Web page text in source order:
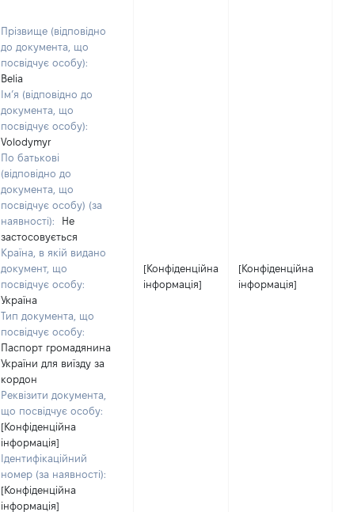
Прізвище (відповідно
до документа, що
посвідчує особу):
Belia
Ім’я (відповідно до
документа, що
посвідчує особу):
Volodymyr
По батькові
(відповідно до
документа, що
посвідчує особу) (за
наявності):
Не
застосовується
Країна, в якій видано
документ, що
посвідчує особу:
Україна
Тип документа, що
посвідчує особу:
Паспорт громадянина
України для виїзду за
кордон
Реквізити документа,
що посвідчує особу:
[Конфіденційна
інформація]
Ідентифікаційний
номер (за наявності):
[Конфіденційна
інформація]
[Конфіденційна
інформація]
[Конфіденційна
інформація]